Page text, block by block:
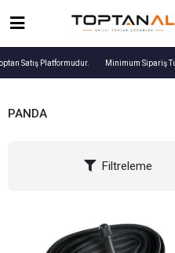
Satış Platformudur. Minimum Sipariş
PANDA
Filtreleme